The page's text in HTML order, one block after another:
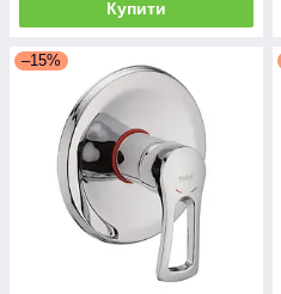
Купити
–15%